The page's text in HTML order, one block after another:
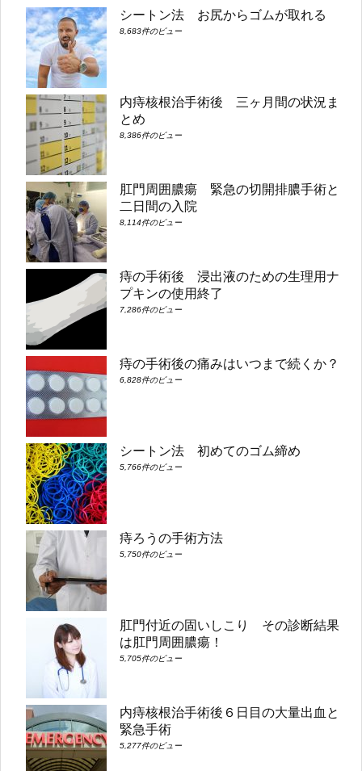
シートン法 お尻からゴムが取れる
8,683件のビュー
内痔核根治手術後 三ヶ月間の状況ま
とめ
8,386件のビュー
肛門周囲膿瘍 緊急の切開排膿手術と
二日間の入院
8,114件のビュー
痔の手術後 浸出液のための生理用ナ
プキンの使用終了
7,286件のビュー
痔の手術後の痛みはいつまで続くか？
6,828件のビュー
シートン法 初めてのゴム締め
5,766件のビュー
痔ろうの手術方法
5,750件のビュー
肛門付近の固いしこり その診断結果
は肛門周囲膿瘍！
5,705件のビュー
内痔核根治手術後６日目の大量出血と
緊急手術
5,277件のビュー